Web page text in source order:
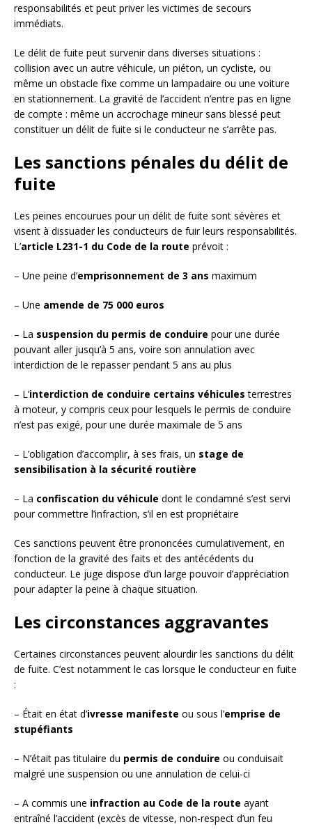
responsabilités et peut priver les victimes de secours
immédiats.
Le délit de fuite peut survenir dans diverses situations :
collision avec un autre véhicule, un piéton, un cycliste, ou
même un obstacle fixe comme un lampadaire ou une voiture
en stationnement. La gravité de l’accident n’entre pas en ligne
de compte : même un accrochage mineur sans blessé peut
constituer un délit de fuite si le conducteur ne s’arrête pas.
Les sanctions pénales du délit de
fuite
Les peines encourues pour un délit de fuite sont sévères et
visent à dissuader les conducteurs de fuir leurs responsabilités.
L’article L231-1 du Code de la route prévoit :
– Une peine d’emprisonnement de 3 ans maximum
– Une amende de 75 000 euros
– La suspension du permis de conduire pour une durée
pouvant aller jusqu’à 5 ans, voire son annulation avec
interdiction de le repasser pendant 5 ans au plus
– L’interdiction de conduire certains véhicules terrestres
à moteur, y compris ceux pour lesquels le permis de conduire
n’est pas exigé, pour une durée maximale de 5 ans
– L’obligation d’accomplir, à ses frais, un stage de
sensibilisation à la sécurité routière
– La confiscation du véhicule dont le condamné s’est servi
pour commettre l’infraction, s’il en est propriétaire
Ces sanctions peuvent être prononcées cumulativement, en
fonction de la gravité des faits et des antécédents du
conducteur. Le juge dispose d’un large pouvoir d’appréciation
pour adapter la peine à chaque situation.
Les circonstances aggravantes
Certaines circonstances peuvent alourdir les sanctions du délit
de fuite. C’est notamment le cas lorsque le conducteur en fuite
:
– Était en état d’ivresse manifeste ou sous l’emprise de
stupéfiants
– N’était pas titulaire du permis de conduire ou conduisait
malgré une suspension ou une annulation de celui-ci
– A commis une infraction au Code de la route ayant
entraîné l’accident (excès de vitesse, non-respect d’un feu